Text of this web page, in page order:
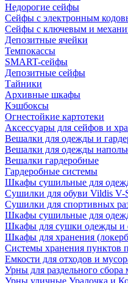
Недорогие сейфы
Сейфы с электронным
Сейфы с ключевым и
Депозитные ячейки
Темпокассы
SMART-сейфы
Депозитные сейфы
Тайники
Архивные шкафы
Кэшбоксы
Огнестойкие картотеки
Аксессуары для сейфов и
Вешалки для одежды и
Вешалки для одежды
Вешалки гардеробные
Гардеробные системы
Шкафы сушильные для
Сушилки для обуви Vildis V-
Сушилки для спортивных
Шкафы сушильные для
Шкафы для сушки одежды и
Шкафы для хранения
Системы хранения пунктов
Емкости для отходов и
Урны для раздельного сбора
Урны уличные Уралочка и